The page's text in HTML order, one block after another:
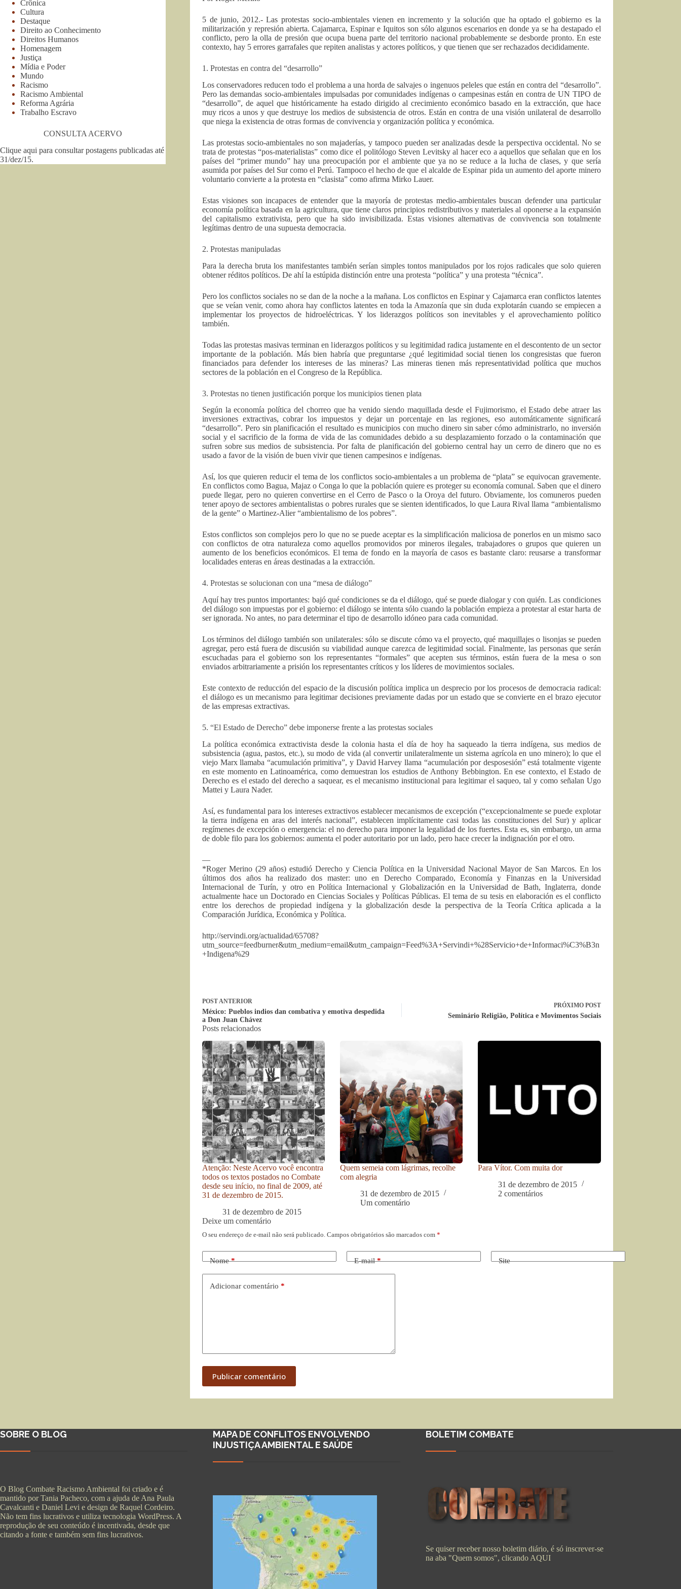
5 de junio, 2012.- Las protestas socio-ambientales vienen en incremento y la solución que ha optado el gobierno es la
militarización y represión abierta. Cajamarca, Espinar e Iquitos son sólo algunos escenarios en donde ya se ha destapado el
conflicto, pero la olla de presión que ocupa buena parte del territorio nacional probablemente se desborde pronto. En este
contexto, hay 5 errores garrafales que repiten analistas y actores políticos, y que tienen que ser rechazados decididamente.
1. Protestas en contra del “desarrollo”
Los conservadores reducen todo el problema a una horda de salvajes o ingenuos peleles que están en contra del “desarrollo”.
Pero las demandas socio-ambientales impulsadas por comunidades indígenas o campesinas están en contra de UN TIPO de
“desarrollo”, de aquel que históricamente ha estado dirigido al crecimiento económico basado en la extracción, que hace
muy ricos a unos y que destruye los medios de subsistencia de otros. Están en contra de una visión unilateral de desarrollo
que niega la existencia de otras formas de convivencia y organización política y económica.
Las protestas socio-ambientales no son majaderías, y tampoco pueden ser analizadas desde la perspectiva occidental. No se
trata de protestas “pos-materialistas” como dice el politólogo Steven Levitsky al hacer eco a aquellos que señalan que en los
países del “primer mundo” hay una preocupación por el ambiente que ya no se reduce a la lucha de clases, y que sería
asumida por países del Sur como el Perú. Tampoco el hecho de que el alcalde de Espinar pida un aumento del aporte minero
voluntario convierte a la protesta en “clasista” como afirma Mirko Lauer.
Estas visiones son incapaces de entender que la mayoría de protestas medio-ambientales buscan defender una particular
economía política basada en la agricultura, que tiene claros principios redistributivos y materiales al oponerse a la expansión
del capitalismo extrativista, pero que ha sido invisibilizada. Estas visiones alternativas de convivencia son totalmente
legítimas dentro de una supuesta democracia.
2. Protestas manipuladas
Para la derecha bruta los manifestantes también serían simples tontos manipulados por los rojos radicales que solo quieren
obtener réditos políticos. De ahí la estúpida distinción entre una protesta “política” y una protesta “técnica”.
Pero los conflictos sociales no se dan de la noche a la mañana. Los conflictos en Espinar y Cajamarca eran conflictos latentes
que se veían venir, como ahora hay conflictos latentes en toda la Amazonía que sin duda explotarán cuando se empiecen a
implementar los proyectos de hidroeléctricas. Y los liderazgos políticos son inevitables y el aprovechamiento político
también.
Todas las protestas masivas terminan en liderazgos políticos y su legitimidad radica justamente en el descontento de un sector
importante de la población. Más bien habría que preguntarse ¿qué legitimidad social tienen los congresistas que fueron
financiados para defender los intereses de las mineras? Las mineras tienen más representatividad política que muchos
sectores de la población en el Congreso de la República.
3. Protestas no tienen justificación porque los municipios tienen plata
Según la economía política del chorreo que ha venido siendo maquillada desde el Fujimorismo, el Estado debe atraer las
inversiones extractivas, cobrar los impuestos y dejar un porcentaje en las regiones, eso automáticamente significará
“desarrollo”. Pero sin planificación el resultado es municipios con mucho dinero sin saber cómo administrarlo, no inversión
social y el sacrificio de la forma de vida de las comunidades debido a su desplazamiento forzado o la contaminación que
sufren sobre sus medios de subsistencia. Por falta de planificación del gobierno central hay un cerro de dinero que no es
usado a favor de la visión de buen vivir que tienen campesinos e indígenas.
Así, los que quieren reducir el tema de los conflictos socio-ambientales a un problema de “plata” se equivocan gravemente.
En conflictos como Bagua, Majaz o Conga lo que la población quiere es proteger su economía comunal. Saben que el dinero
puede llegar, pero no quieren convertirse en el Cerro de Pasco o la Oroya del futuro. Obviamente, los comuneros pueden
tener apoyo de sectores ambientalistas o pobres rurales que se sienten identificados, lo que Laura Rival llama “ambientalismo
de la gente” o Martinez-Alier “ambientalismo de los pobres”.
Estos conflictos son complejos pero lo que no se puede aceptar es la simplificación maliciosa de ponerlos en un mismo saco
con conflictos de otra naturaleza como aquellos promovidos por mineros ilegales, trabajadores o grupos que quieren un
aumento de los beneficios económicos. El tema de fondo en la mayoría de casos es bastante claro: reusarse a transformar
localidades enteras en áreas destinadas a la extracción.
4. Protestas se solucionan con una “mesa de diálogo”
Aquí hay tres puntos importantes: bajó qué condiciones se da el diálogo, qué se puede dialogar y con quién. Las condiciones
del diálogo son impuestas por el gobierno: el diálogo se intenta sólo cuando la población empieza a protestar al estar harta de
ser ignorada. No antes, no para determinar el tipo de desarrollo idóneo para cada comunidad.
Los términos del diálogo también son unilaterales: sólo se discute cómo va el proyecto, qué maquillajes o lisonjas se pueden
agregar, pero está fuera de discusión su viabilidad aunque carezca de legitimidad social. Finalmente, las personas que serán
escuchadas para el gobierno son los representantes “formales” que acepten sus términos, están fuera de la mesa o son
enviados arbitrariamente a prisión los representantes críticos y los líderes de movimientos sociales.
Este contexto de reducción del espacio de la discusión política implica un desprecio por los procesos de democracia radical:
el diálogo es un mecanismo para legitimar decisiones previamente dadas por un estado que se convierte en el brazo ejecutor
de las empresas extractivas.
5. “El Estado de Derecho” debe imponerse frente a las protestas sociales
La política económica extractivista desde la colonia hasta el día de hoy ha saqueado la tierra indígena, sus medios de
subsistencia (agua, pastos, etc.), su modo de vida (al convertir unilateralmente un sistema agrícola en uno minero); lo que el
viejo Marx llamaba “acumulación primitiva”, y David Harvey llama “acumulación por desposesión” está totalmente vigente
en este momento en Latinoamérica, como demuestran los estudios de Anthony Bebbington. En ese contexto, el Estado de
Derecho es el estado del derecho a saquear, es el mecanismo institucional para legitimar el saqueo, tal y como señalan Ugo
Mattei y Laura Nader.
Así, es fundamental para los intereses extractivos establecer mecanismos de excepción (“excepcionalmente se puede explotar
la tierra indígena en aras del interés nacional”, establecen implícitamente casi todas las constituciones del Sur) y aplicar
regímenes de excepción o emergencia: el no derecho para imponer la legalidad de los fuertes. Esta es, sin embargo, un arma
de doble filo para los gobiernos: aumenta el poder autoritario por un lado, pero hace crecer la indignación por el otro.
—
*Roger Merino (29 años) estudió Derecho y Ciencia Política en la Universidad Nacional Mayor de San Marcos. En los
últimos dos años ha realizado dos master: uno en Derecho Comparado, Economía y Finanzas en la Universidad
Internacional de Turín, y otro en Política Internacional y Globalización en la Universidad de Bath, Inglaterra, donde
actualmente hace un Doctorado en Ciencias Sociales y Políticas Públicas. El tema de su tesis en elaboración es el conflicto
entre los derechos de propiedad indígena y la globalización desde la perspectiva de la Teoría Crítica aplicada a la
Comparación Jurídica, Económica y Política.
http://servindi.org/actualidad/65708?
utm_source=feedburner&utm_medium=email&utm_campaign=Feed%3A+Servindi+%28Servicio+de+Informaci%C3%B3n
+Indigena%29
POSTANTERIOR
México: Pueblos indios dan combativa y emotiva despedida
a Don Juan Chávez
PRÓXIMO POST
Seminário Religião, Política e Movimentos Sociais
Posts relacionados
Atenção: Neste Acervo você encontra
todos os textos postados no Combate
desde seu início, no final de 2009, até
31 de dezembro de 2015.
31 de dezembro de 2015
Quem semeia com lágrimas, recolhe
com alegria
31 de dezembro de 2015
Um comentário
Para Vítor. Com muita dor
31 de dezembro de 2015
2 comentários
Deixe um comentário
O seu endereço de e-mail não será publicado. Campos obrigatórios são marcados com *
Nome* E-mail* Site
Adicionar comentário *
Publicar comentário
Crônica
Cultura
Destaque
Direito ao Conhecimento
Direitos Humanos
Homenagem
Justiça
Mídia e Poder
Mundo
Racismo
Racismo Ambiental
Reforma Agrária
Trabalho Escravo
CONSULTA ACERVO
Clique aqui para consultar postagens publicadas até
31/dez/15.
SOBRE O BLOG
O Blog Combate Racismo Ambiental foi criado e é
mantido por Tania Pacheco, com a ajuda de Ana Paula
Cavalcanti e Daniel Levi e design de Raquel Cordeiro.
Não tem fins lucrativos e utiliza tecnologia WordPress. A
reprodução de seu conteúdo é incentivada, desde que
citando a fonte e também sem fins lucrativos.
MAPA DE CONFLITOS ENVOLVENDO
INJUSTIÇA AMBIENTAL E SAÚDE
BOLETIM COMBATE
Se quiser receber nosso boletim diário, é só inscrever-se
na aba "Quem somos", clicando AQUI